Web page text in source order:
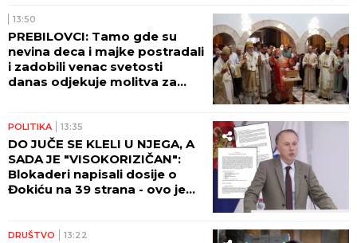
13:50
PREBILOVCI: Tamo gde su
nevina deca i majke postradali
i zadobili venac svetosti
danas odjekuje molitva za
POLITIKA 13:35
DO JUČE SE KLELI U NJEGA, A
SADA JE "VISOKORIZIČAN":
Blokaderi napisali dosije o
Đokiću na 39 strana - ovo je
DRUŠTVO 13:22